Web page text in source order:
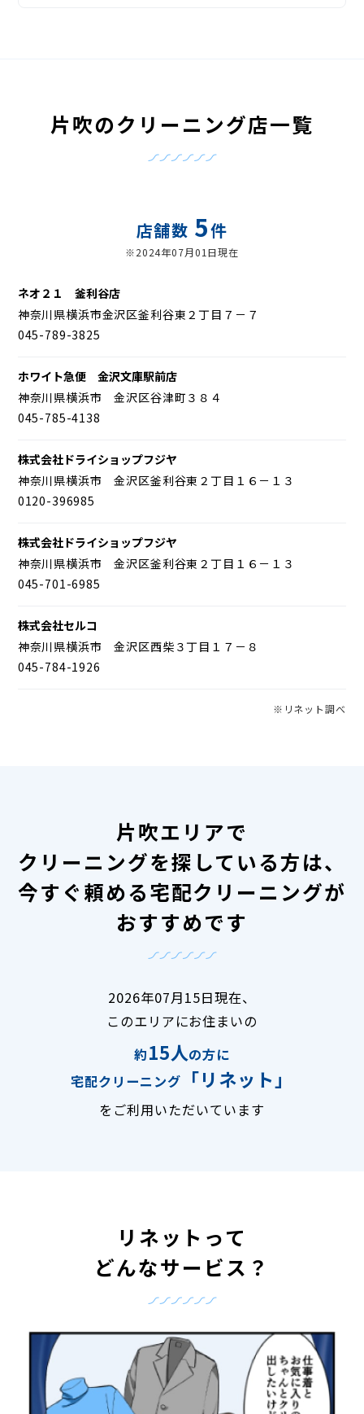
片吹のクリーニング店一覧
店舗数 5件
※2024年07月01日現在
ネオ２１ 釜利谷店
神奈川県横浜市金沢区釜利谷東２丁目７－７
045-789-3825
ホワイト急便 金沢文庫駅前店
神奈川県横浜市 金沢区谷津町３８４
045-785-4138
株式会社ドライショップフジヤ
神奈川県横浜市 金沢区釜利谷東２丁目１６－１３
0120-396985
株式会社ドライショップフジヤ
神奈川県横浜市 金沢区釜利谷東２丁目１６－１３
045-701-6985
株式会社セルコ
神奈川県横浜市 金沢区西柴３丁目１７－８
045-784-1926
※リネット調べ
片吹エリアで
クリーニングを探している方は、
今すぐ頼める宅配クリーニングが
おすすめです
2026年07月15日現在、
このエリアにお住まいの
約15人の方に
宅配クリーニング
「リネット」
をご利用いただいています
リネットって
どんなサービス？